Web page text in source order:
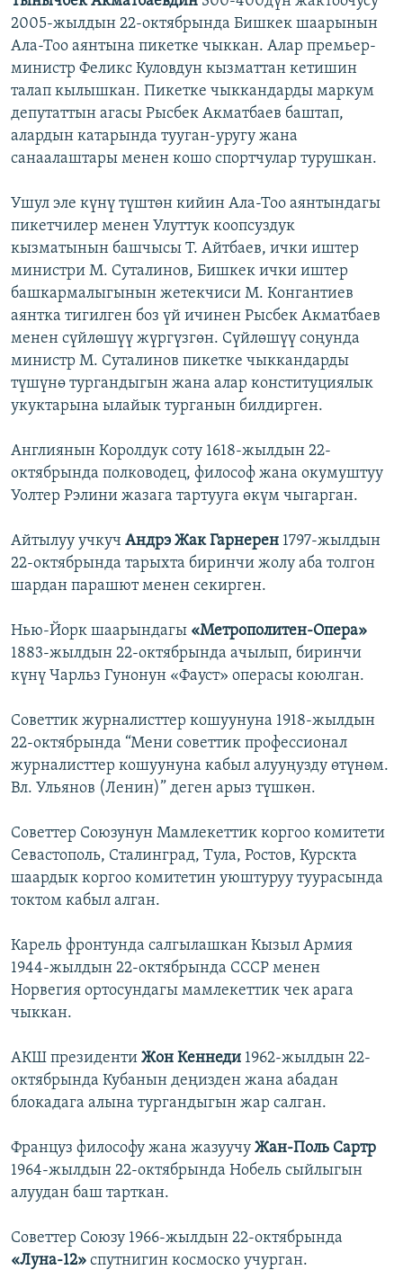
2005-жылдын 22-октябрында Бишкек шаарынын
Ала-Тоо аянтына пикетке чыккан. Алар премьер-
министр Феликс Куловдун кызматтан кетишин
талап кылышкан. Пикетке чыккандарды маркум
депутаттын агасы Рысбек Акматбаев баштап,
алардын катарында тууган-уругу жана
санаалаштары менен кошо спортчулар турушкан.
Ушул эле күнү түштөн кийин Ала-Тоо аянтындагы
пикетчилер менен Улуттук коопсуздук
кызматынын башчысы Т. Айтбаев, ички иштер
министри М. Суталинов, Бишкек ички иштер
башкармалыгынын жетекчиси М. Конгантиев
аянтка тигилген боз үй ичинен Рысбек Акматбаев
менен сүйлөшүү жүргүзгөн. Сүйлөшүү соңунда
министр М. Суталинов пикетке чыккандарды
түшүнө тургандыгын жана алар конституциялык
укуктарына ылайык турганын билдирген.
Англиянын Королдук соту 1618-жылдын 22-
октябрында полководец, философ жана окумуштуу
Уолтер Рэлини жазага тартууга өкүм чыгарган.
Айтылуу учкуч Андрэ Жак Гарнерен 1797-жылдын
22-октябрында тарыхта биринчи жолу аба толгон
шардан парашют менен секирген.
Нью-Йорк шаарындагы «Метрополитен-Опера»
1883-жылдын 22-октябрында ачылып, биринчи
күнү Чарльз Гунонун «Фауст» операсы коюлган.
Советтик журналисттер кошуунуна 1918-жылдын
22-октябрында “Мени советтик профессионал
журналисттер кошуунуна кабыл алууңузду өтүнөм.
Вл. Ульянов (Ленин)” деген арыз түшкөн.
Советтер Союзунун Мамлекеттик коргоо комитети
Севастополь, Сталинград, Тула, Ростов, Курскта
шаардык коргоо комитетин уюштуруу туурасында
токтом кабыл алган.
Карель фронтунда салгылашкан Кызыл Армия
1944-жылдын 22-октябрында СССР менен
Норвегия ортосундагы мамлекеттик чек арага
чыккан.
АКШ президенти Жон Кеннеди 1962-жылдын 22-
октябрында Кубанын деңизден жана абадан
блокадага алына тургандыгын жар салган.
Француз философу жана жазуучу Жан-Поль Сартр
1964-жылдын 22-октябрында Нобель сыйлыгын
алуудан баш тарткан.
Советтер Союзу 1966-жылдын 22-октябрында
«Луна-12» спутнигин космоско учурган.